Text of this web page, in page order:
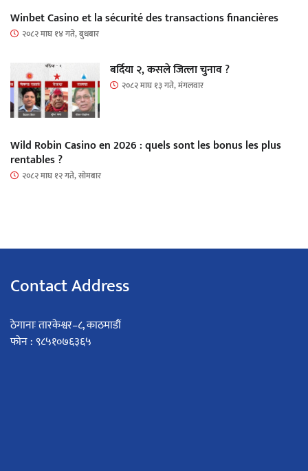
Winbet Casino et la sécurité des transactions financières
२०८२ माघ १४ गते, बुधबार
बर्दिया २, कसले जित्ला चुनाव ?
२०८२ माघ १३ गते, मंगलवार
Wild Robin Casino en 2026 : quels sont les bonus les plus
rentables ?
२०८२ माघ १२ गते, सोमबार
Contact Address
ठेगानाः तारकेश्वर–८, काठमाडौं
फोन : ९८५१०७६३६५